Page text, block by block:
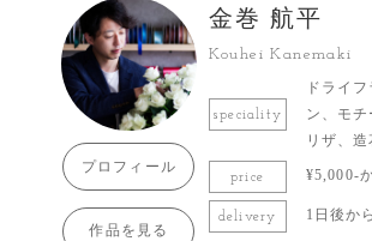
プロフィール
作品を見る
金巻 航平
Kouhei Kanemaki
speciality
ドライ
ン、モ
リザ、
price ¥5,000-
delivery 1日後か